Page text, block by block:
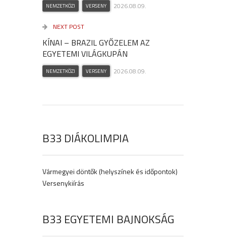
NEMZETKÖZI VERSENY 2026.08.09.
NEXT POST
KÍNAI – BRAZIL GYŐZELEM AZ
EGYETEMI VILÁGKUPÁN
NEMZETKÖZI VERSENY 2026.08.09.
B33 DIÁKOLIMPIA
Vármegyei döntők (helyszínek és időpontok)
Versenykiírás
B33 EGYETEMI BAJNOKSÁG